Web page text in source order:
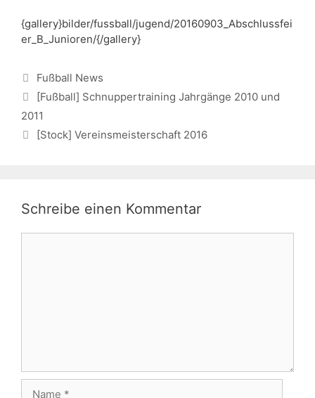
{gallery}bilder/fussball/jugend/20160903_Abschlussfei
er_B_Junioren/{/gallery}
Kategorien
Fußball News
[Fußball] Schnuppertraining Jahrgänge 2010 und
2011
[Stock] Vereinsmeisterschaft 2016
Schreibe einen Kommentar